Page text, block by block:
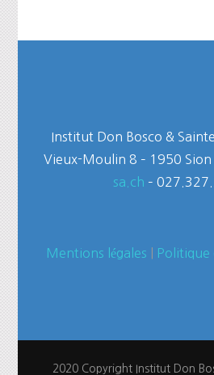
Institut Don Bosco &
Vieux-Moulin 8 – 1950 Sion
sa.ch –
Mentions légales
2020 Copyright Institut Don